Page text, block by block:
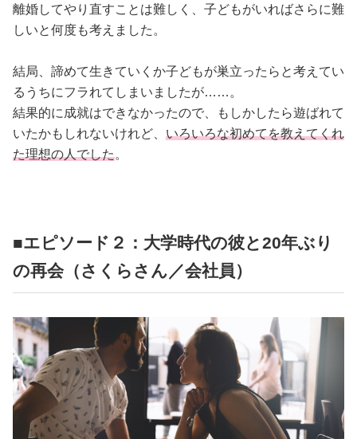
離婚してやり直すことは難しく、子どもがいればさらに難
しいと何度も考えました。
結局、諦めて生きていくか子どもが巣立ったらと考えてい
るうちにフラれてしまいましたが……。
結果的に成就はできなかったので、もしかしたら遊ばれて
いたかもしれないけれど、 いろいろな初めてを教えてくれ
た理想の人でした。
■エピソード２：大学時代の彼と20年ぶり
の再会（さくらさん／会社員）